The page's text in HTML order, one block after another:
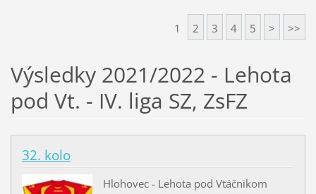
1 2 3 4 5 > >>
Výsledky 2021/2022 - Lehota
pod Vt. - IV. liga SZ, ZsFZ
32. kolo
Hlohovec - Lehota pod Vtáčnikom